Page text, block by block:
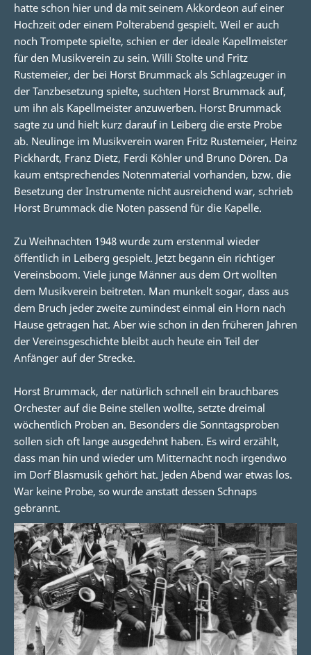
hatte schon hier und da mit seinem Akkordeon auf einer
Hochzeit oder einem Polterabend gespielt. Weil er auch
noch Trompete spielte, schien er der ideale Kapellmeister
für den Musikverein zu sein. Willi Stolte und Fritz
Rustemeier, der bei Horst Brummack als Schlagzeuger in
der Tanzbesetzung spielte, suchten Horst Brummack auf,
um ihn als Kapellmeister anzuwerben. Horst Brummack
sagte zu und hielt kurz darauf in Leiberg die erste Probe
ab. Neulinge im Musikverein waren Fritz Rustemeier, Heinz
Pickhardt, Franz Dietz, Ferdi Köhler und Bruno Dören. Da
kaum entsprechendes Notenmaterial vorhanden, bzw. die
Besetzung der Instrumente nicht ausreichend war, schrieb
Horst Brummack die Noten passend für die Kapelle.
Zu Weihnachten 1948 wurde zum erstenmal wieder
öffentlich in Leiberg gespielt. Jetzt begann ein richtiger
Vereinsboom. Viele junge Männer aus dem Ort wollten
dem Musikverein beitreten. Man munkelt sogar, dass aus
dem Bruch jeder zweite zumindest einmal ein Horn nach
Hause getragen hat. Aber wie schon in den früheren Jahren
der Vereinsgeschichte bleibt auch heute ein Teil der
Anfänger auf der Strecke.
Horst Brummack, der natürlich schnell ein brauchbares
Orchester auf die Beine stellen wollte, setzte dreimal
wöchentlich Proben an. Besonders die Sonntagsproben
sollen sich oft lange ausgedehnt haben. Es wird erzählt,
dass man hin und wieder um Mitternacht noch irgendwo
im Dorf Blasmusik gehört hat. Jeden Abend war etwas los.
War keine Probe, so wurde anstatt dessen Schnaps
gebrannt.